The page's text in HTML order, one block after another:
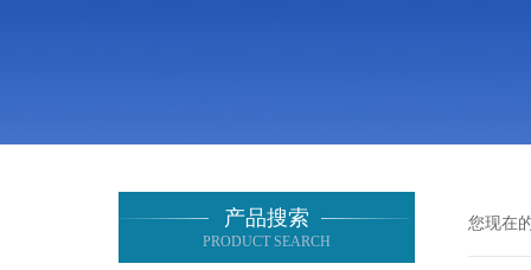
产品搜索
PRODUCT SEARCH
您现在